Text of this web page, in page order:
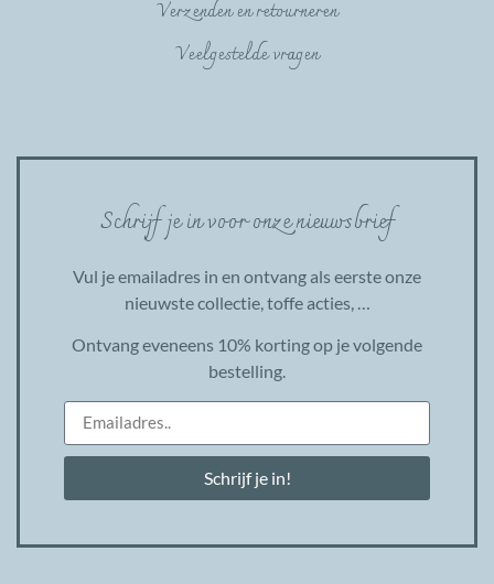
Verzenden en retourneren
Veelgestelde vragen
Schrijf je in voor onze nieuwsbrief
Vul je emailadres in en ontvang als eerste onze
nieuwste collectie, toffe acties, …
Ontvang eveneens 10% korting op je volgende
bestelling.
Schrijf je in!